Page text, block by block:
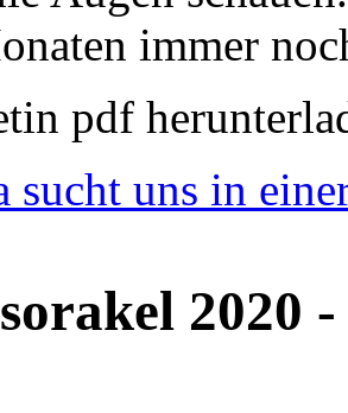
immer
pdf
sucht uns in
2020